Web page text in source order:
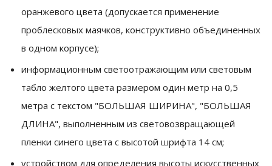
оранжевого цвета (допускается применение
проблесковых маячков, конструктивно объединенных
в одном корпусе);
информационным светоотражающим или световым
табло желтого цвета размером один метр на 0,5
метра с текстом "БОЛЬШАЯ ШИРИНА", "БОЛЬШАЯ
ДЛИНА", выполненным из световозвращающей
пленки синего цвета с высотой шрифта 14 см;
устройством для определения высоты искусственных